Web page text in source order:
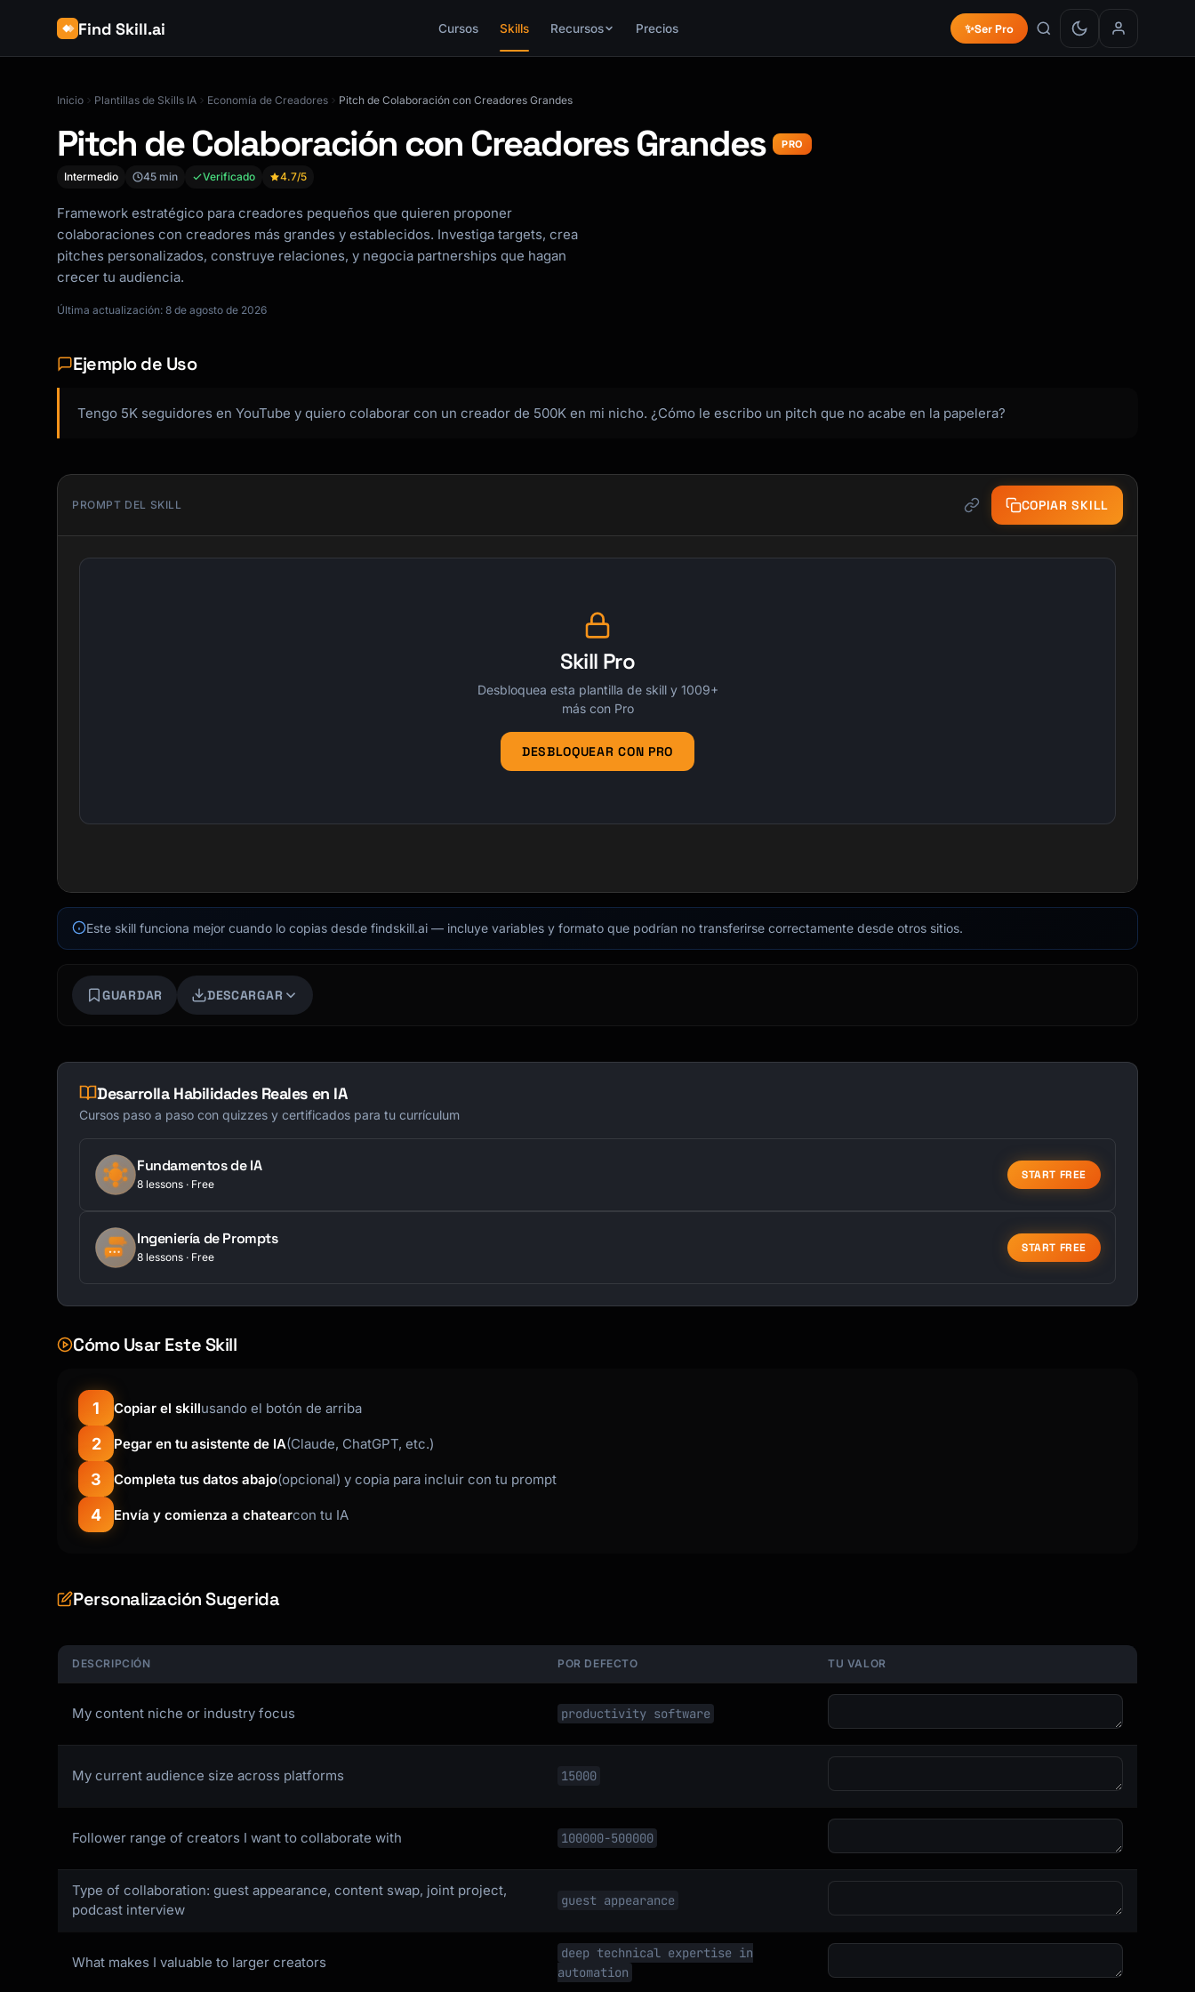
Find Skill.ai Cursos Skills Recursos Precios ✨Ser Pro
Inicio Plantillas de Skills IA Economía de Creadores Pitch de Colaboración con Creadores Grandes
Pitch de Colaboración con Creadores Grandes PRO
Intermedio 45 min Verificado 4.7/5
Framework estratégico para creadores pequeños que quieren proponer
colaboraciones con creadores más grandes y establecidos. Investiga targets, crea
pitches personalizados, construye relaciones, y negocia partnerships que hagan
crecer tu audiencia.
Última actualización: 8 de agosto de 2026
Ejemplo de Uso
Tengo 5K seguidores en YouTube y quiero colaborar con un creador de 500K en mi nicho. ¿Cómo le escribo un pitch que no acabe en la papelera?
PROMPT DEL SKILL COPIAR SKILL
Skill Pro
Desbloquea esta plantilla de skill y 1009+
más con Pro
DESBLOQUEAR CON PRO
Este skill funciona mejor cuando lo copias desde findskill.ai — incluye variables y formato que podrían no transferirse correctamente desde otros sitios.
GUARDAR DESCARGAR
Desarrolla Habilidades Reales en IA
Cursos paso a paso con quizzes y certificados para tu currículum
Fundamentos de IA
8 lessons · Free
START FREE
Ingeniería de Prompts
8 lessons · Free
START FREE
Cómo Usar Este Skill
1 Copiar el skillusando el botón de arriba
2 Pegar en tu asistente de IA(Claude, ChatGPT, etc.)
3 Completa tus datos abajo(opcional) y copia para incluir con tu prompt
4 Envía y comienza a chatearcon tu IA
Personalización Sugerida
DESCRIPCIÓN POR DEFECTO TU VALOR
My content niche or industry focus productivity software
My current audience size across platforms 15000
Follower range of creators I want to collaborate with 100000-500000
Type of collaboration: guest appearance, content swap, joint project,
podcast interview
guest appearance
What makes I valuable to larger creators
deep technical expertise in
automation